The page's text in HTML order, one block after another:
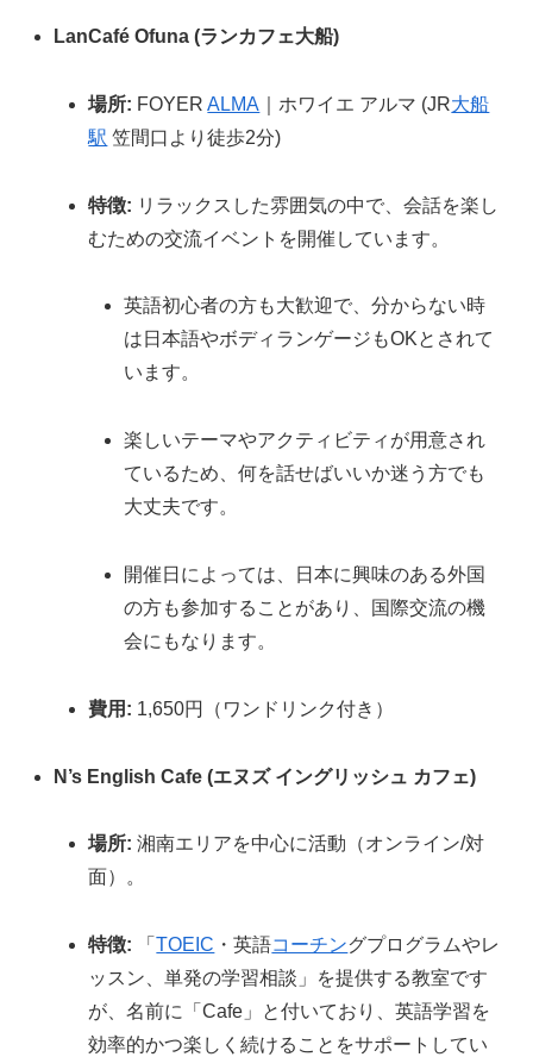
LanCafé Ofuna (ランカフェ大船)
場所: FOYERALMA ｜ホワイエ アルマ (JR大船
駅 笠間口より徒歩2分)
特徴: リラックスした雰囲気の中で、会話を楽し
むための交流イベントを開催しています。
英語初心者の方も大歓迎で、分からない時
は日本語やボディランゲージもOKとされて
います。
楽しいテーマやアクティビティが用意され
ているため、何を話せばいいか迷う方でも
大丈夫です。
開催日によっては、日本に興味のある外国
の方も参加することがあり、国際交流の機
会にもなります。
費用: 1,650円（ワンドリンク付き）
N’s English Cafe (エヌズ イングリッシュ カフェ)
場所: 湘南エリアを中心に活動（オンライン/対
面）。
特徴: 「TOEIC ・英語コーチングプログラムやレ
ッスン、単発の学習相談」を提供する教室です
が、名前に「Cafe」と付いており、英語学習を
効率的かつ楽しく続けることをサポートしてい